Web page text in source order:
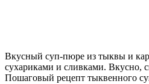
Вкусный суп-пюре из тыквы и
сухариками и сливками. Вкусно,
Пошаговый рецепт тыквенного